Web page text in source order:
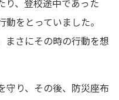
をとっていました。
まさにその時の行動を想
守り、その後、防災座布